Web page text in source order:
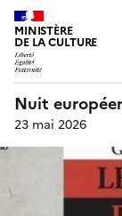
MINISTÈRE
DE LA CULTURE
Nuit
23 mai 2026